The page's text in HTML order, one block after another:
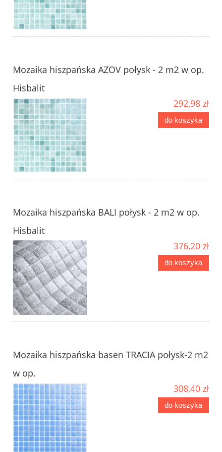
Mozaika hiszpańska AZOV połysk - 2 m2 w op.
Hisbalit
292,98 zł
do koszyka
Mozaika hiszpańska BALI połysk - 2 m2 w op.
Hisbalit
376,20 zł
do koszyka
Mozaika hiszpańska basen TRACIA połysk-2 m2
w op.
308,40 zł
do koszyka